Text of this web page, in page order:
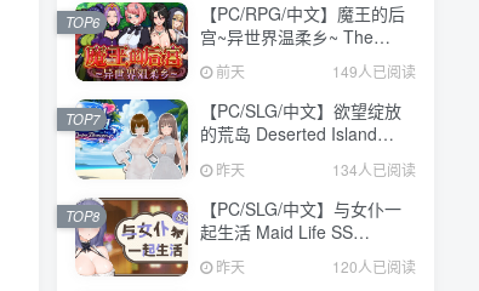
【PC/RPG/中文】魔王的后
宫~异世界温柔乡~ The
Demon King: Harem
Build.24371582 STEAM官
方中文版【1.6GB】
前天 149人已阅读
TOP6
【PC/SLG/中文】欲望绽放
的荒岛 Deserted Island
Where Desire Blossoms
V1.03 STEAM官方中文版
【1.1GB】
昨天 134人已阅读
TOP7
【PC/SLG/中文】与女仆一
起生活 Maid Life SS
Build.24377103 STEAM官
方中文版【598MB】
昨天 120人已阅读
TOP8